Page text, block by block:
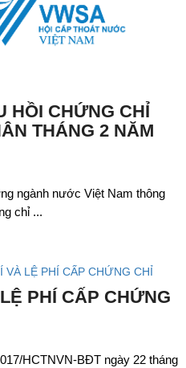
HỒI CHỨNG CHỈ
THÁNG 2 NĂM
ngành nước Việt Nam thông
chỉ ...
PHÍ CẤP CHỨNG
HCTNVN-BĐT ngày 22 tháng
công trình Nhà